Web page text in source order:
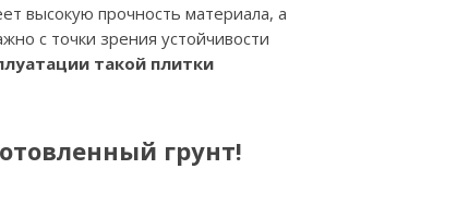
высокую прочность материала, а
с точки зрения устойчивости
такой плитки
грунт!